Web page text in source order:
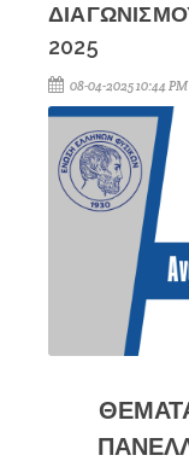
2025
08-04-2025 10:44 PM